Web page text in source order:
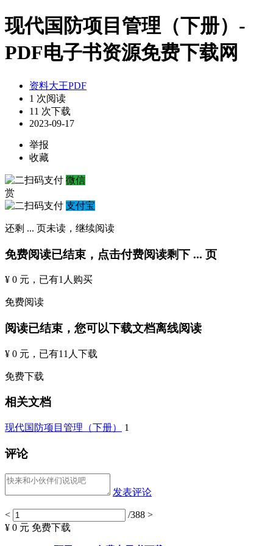
现代国防项目管理（下册）-
PDF电子书资源免费下载网
资料大王PDF
1 次阅读
11 次下载
2023-09-17
举报
收藏
微信
赏
支付宝
还剩 ... 页未读， 继续阅读
免费阅读已结束，点击付费阅读剩下 ... 页
¥ 0 元 ，已有1 人购买
免费阅读
阅读已结束，您可以下载文档离线阅读
¥ 0 元 ，已有11 人下载
免费下载
相关文档
现代国防项目管理（下册） 1
评论
发表评论
< /388 >
¥ 0 元 免费下载